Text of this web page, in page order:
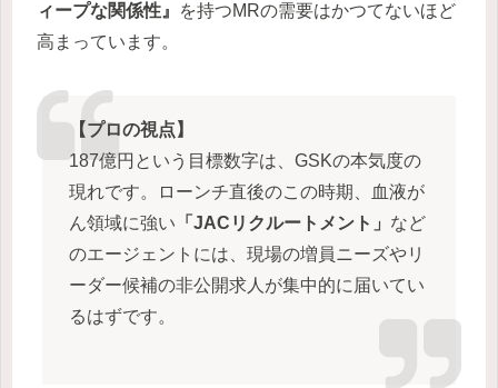
ィープな関係性』
を持つMRの需要はかつてないほど
高まっています。
【プロの視点】
187億円という目標数字は、GSKの本気度の
現れです。ローンチ直後のこの時期、血液が
ん領域に強い 「JACリクルートメント」 など
のエージェントには、現場の増員ニーズやリ
ーダー候補の非公開求人が集中的に届いてい
るはずです。